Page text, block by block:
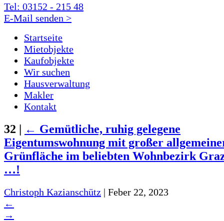
Tel: 03152 - 215 48
E-Mail senden >
Startseite
Mietobjekte
Kaufobjekte
Wir suchen
Hausverwaltung
Makler
Kontakt
32 | ← Gemütliche, ruhig gelegene
Eigentumswohnung mit großer
Grünfläche im beliebten Wohnbezirk
…!
Christoph Kazianschütz | Feber 22, 2023
←
→